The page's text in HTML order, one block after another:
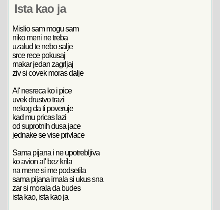
Ista kao ja
Mislio sam mogu sam
niko meni ne treba
uzalud te nebo salje
srce rece pokusaj
makar jedan zagrljaj
ziv si covek moras dalje
Al' nesreca ko i pice
uvek drustvo trazi
nekog da ti poveruje
kad mu pricas lazi
od suprotnih dusa jace
jednake se vise privlace
Sama pijana i ne upotrebljiva
ko avion al' bez krila
na mene si me podsetila
sama pijana imala si ukus sna
zar si morala da budes
ista kao, ista kao ja